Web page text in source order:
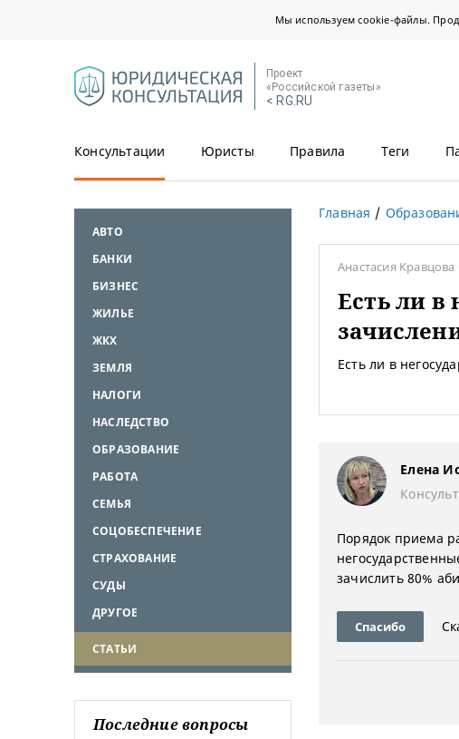
Мы используем cookie-файлы.
Проект
«Российской газеты»
< RG.RU
Консультации Юристы Правила Теги
АВТО
БАНКИ
БИЗНЕС
ЖИЛЬЕ
ЖКХ
ЗЕМЛЯ
НАЛОГИ
НАСЛЕДСТВО
ОБРАЗОВАНИЕ
РАБОТА
СЕМЬЯ
СОЦОБЕСПЕЧЕНИЕ
СТРАХОВАНИЕ
СУДЫ
ДРУГОЕ
СТАТЬИ
Последние вопросы
Главная
Анастасия Кравцова
Есть ли в
Есть ли в
Елена
Порядок приема
зачислить 80%
Спасибо